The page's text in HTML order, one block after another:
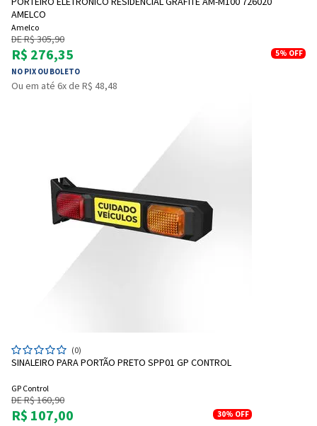
AMELCO
Amelco
DE R$ 305,90
R$ 276,35
NO PIX OU BOLETO
5% OFF
Ou em até 6x de R$ 48,48
(0)
SINALEIRO PARA PORTÃO PRETO SPP01 GP CONTROL
GP Control
DE R$ 160,90
R$ 107,00 30% OFF